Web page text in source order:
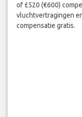
of £520 (€600)
vluchtvertragingen
compensatie gratis.